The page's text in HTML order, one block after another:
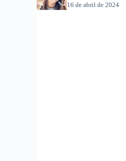
16 de abril de 2024